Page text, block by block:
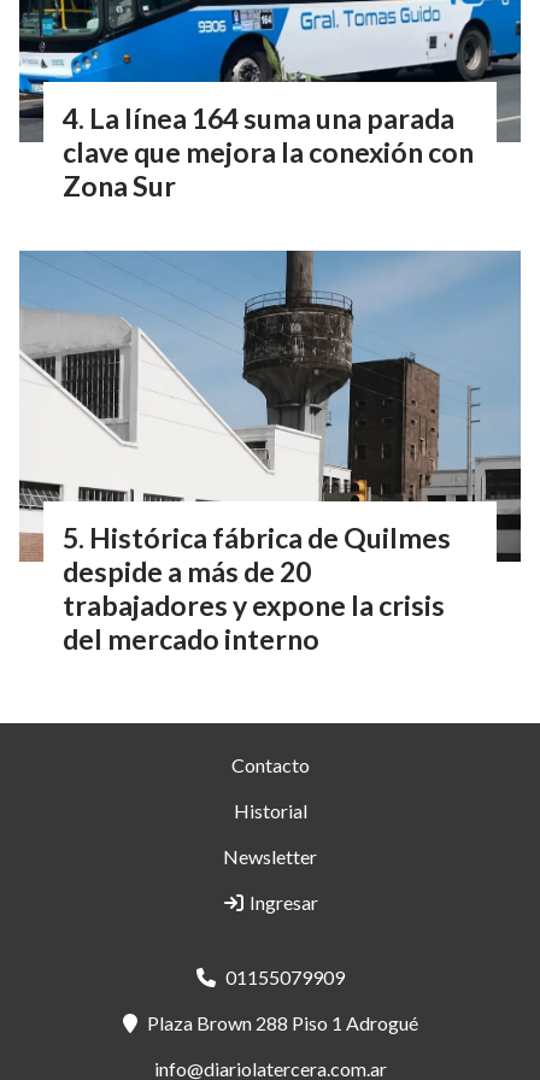
La línea 164 suma una parada
clave que mejora la conexión con
Zona Sur
Histórica fábrica de Quilmes
despide a más de 20
trabajadores y expone la crisis
del mercado interno
Contacto
Historial
Newsletter
Ingresar
01155079909
Plaza Brown 288 Piso 1 Adrogué
info@diariolatercera.com.ar